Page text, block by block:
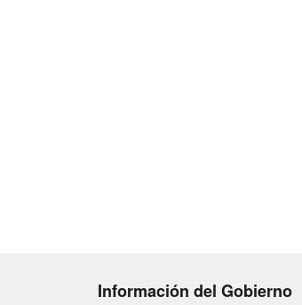
Información del Gobierno